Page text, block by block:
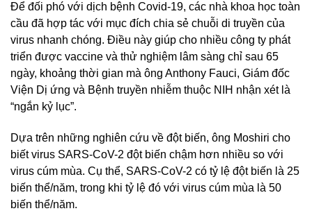
Để đối phó với dịch bệnh Covid-19, các nhà khoa học toàn
cầu đã hợp tác với mục đích chia sẻ chuỗi di truyền của
virus nhanh chóng. Điều này giúp cho nhiều công ty phát
triển được vaccine và thử nghiệm lâm sàng chỉ sau 65
ngày, khoảng thời gian mà ông Anthony Fauci, Giám đốc
Viện Dị ứng và Bệnh truyền nhiễm thuộc NIH nhận xét là
“ngắn kỷ lục”.
Dựa trên những nghiên cứu về đột biến, ông Moshiri cho
biết virus SARS-CoV-2 đột biến chậm hơn nhiều so với
virus cúm mùa. Cụ thể, SARS-CoV-2 có tỷ lệ đột biến là 25
biến thể/năm, trong khi tỷ lệ đó với virus cúm mùa là 50
biến thể/năm.